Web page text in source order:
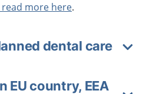
more here.
dental care
EU country, EEA